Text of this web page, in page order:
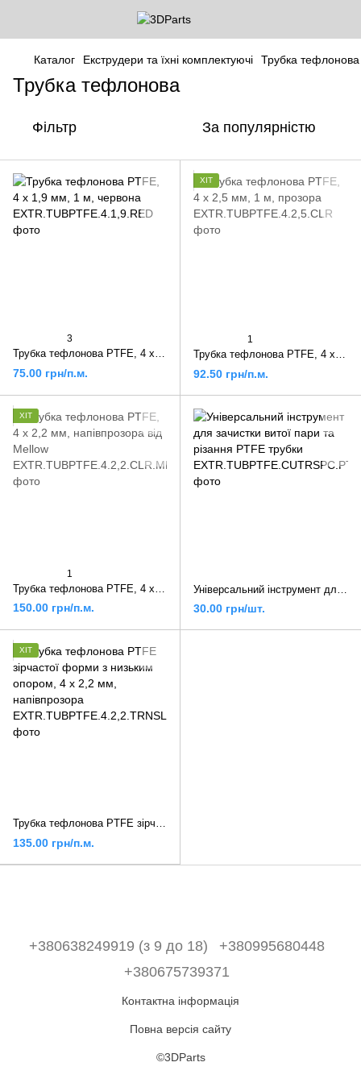
Каталог Екструдери та їхні комплектуючі Трубка тефлонова
Трубка тефлонова
Фільтр За популярністю
3
Трубка тефлонова PTFE, 4 х 1,9 мм, 1 м, червона
75.00 грн/п.м.
ХІТ
1
Трубка тефлонова PTFE, 4 х 2,5 мм, 1 м, прозора
92.50 грн/п.м.
ХІТ
1
150.00 грн/п.м. 30.00 грн/шт.
ХІТ
Трубка тефлонова PTFE зірчастої форми з низьким опором, 4 х 2,2 мм, напівпрозора
135.00 грн/п.м.
+380638249919 (з 9 до 18)
+380995680448
+380675739371
Контактна інформація
Повна версія сайту
©3DParts